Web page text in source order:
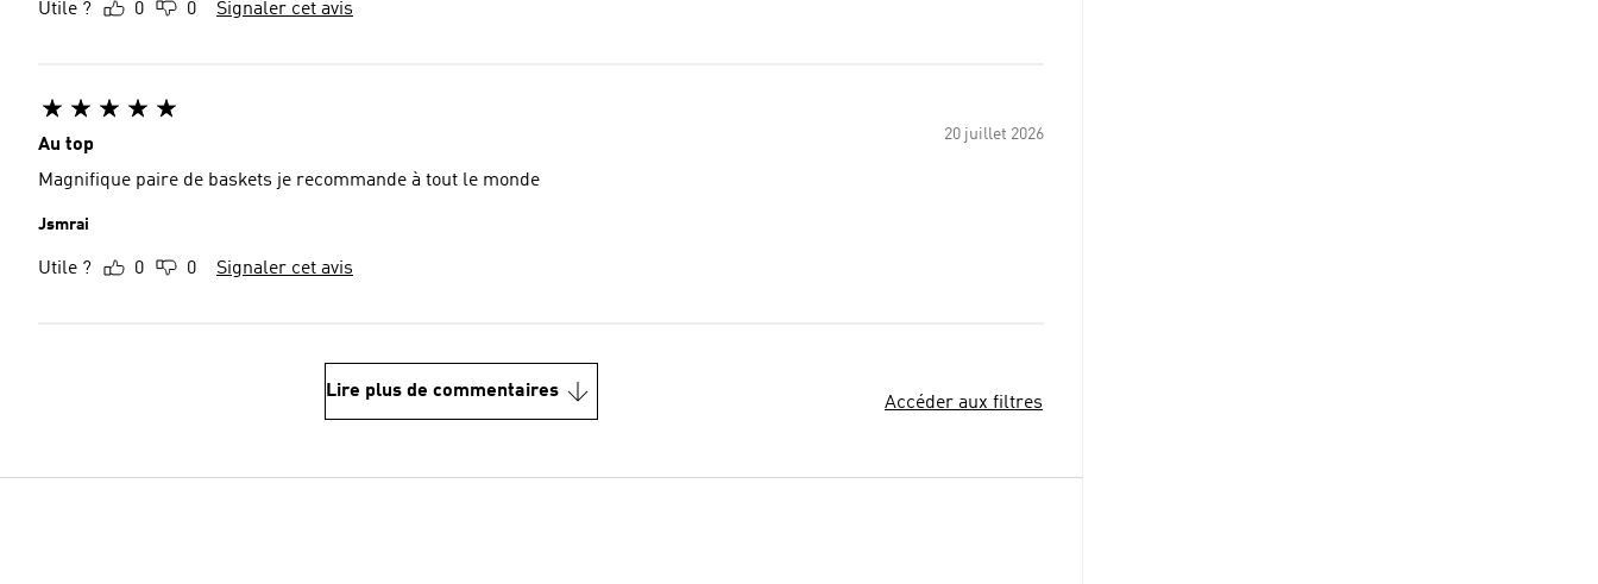
Utile ? 0 0 Signaler cet avis
20 juillet 2026
Au top
Magnifique paire de baskets je recommande à tout le monde
Jsmrai
Utile ? 0 0 Signaler cet avis
Lire plus de commentaires
Accéder aux filtres